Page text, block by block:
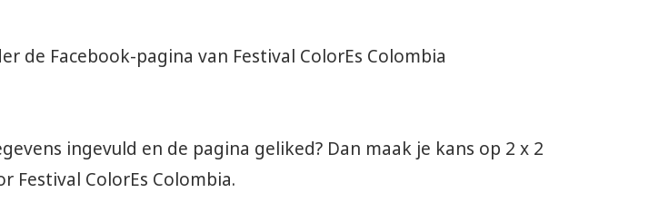
de Facebook-pagina van Festival ColorEs Colombia
ingevuld en de pagina geliked? Dan maak je kans op 2 x 2
Festival ColorEs Colombia.